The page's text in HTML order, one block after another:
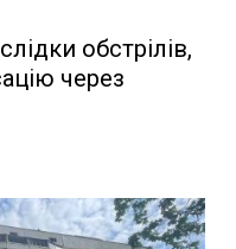
обстрілів,
через